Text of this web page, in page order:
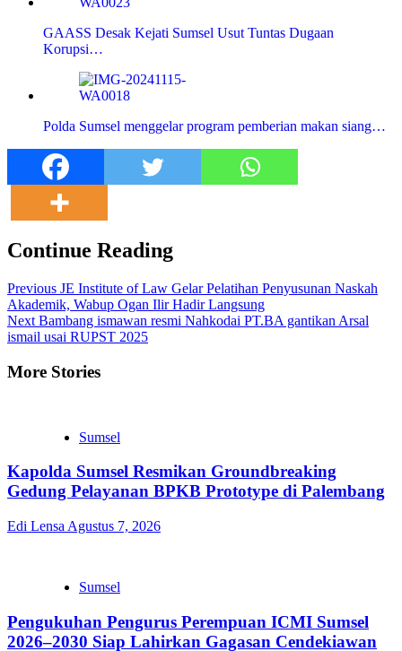
GAASS Desak Kejati Sumsel Usut Tuntas Dugaan
Korupsi…
Polda Sumsel menggelar program pemberian makan siang…
Continue Reading
Previous JE Institute of Law Gelar Pelatihan Penyusunan Naskah
Akademik, Wabup Ogan Ilir Hadir Langsung
Next Bambang ismawan resmi Nahkodai PT.BA gantikan Arsal
ismail usai RUPST 2025
More Stories
Sumsel
Kapolda Sumsel Resmikan Groundbreaking
Gedung Pelayanan BPKB Prototype di Palembang
Edi Lensa Agustus 7, 2026
Sumsel
Pengukuhan Pengurus Perempuan ICMI Sumsel
2026–2030 Siap Lahirkan Gagasan Cendekiawan